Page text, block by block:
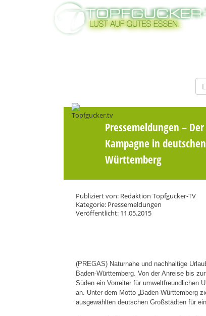
Pressemeldungen –
Kampagne in
Württemberg
Publiziert von: Redaktion Topfgucker-TV
Kategorie: Pressemeldungen
Veröffentlicht: 11.05.2015
(PREGAS) Naturnahe und nachhaltige
Baden-Württemberg. Von der Anreise bis
Süden ein Vorreiter für umweltfreundlichen
an. Unter dem Motto „Baden-Württemberg
ausgewählten deutschen Großstädten für